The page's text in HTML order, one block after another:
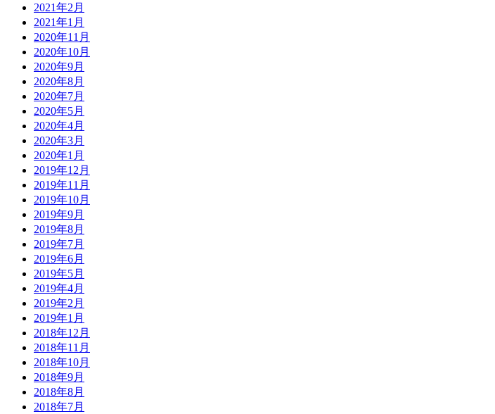
2021年2月
2021年1月
2020年11月
2020年10月
2020年9月
2020年8月
2020年7月
2020年5月
2020年4月
2020年3月
2020年1月
2019年12月
2019年11月
2019年10月
2019年9月
2019年8月
2019年7月
2019年6月
2019年5月
2019年4月
2019年2月
2019年1月
2018年12月
2018年11月
2018年10月
2018年9月
2018年8月
2018年7月